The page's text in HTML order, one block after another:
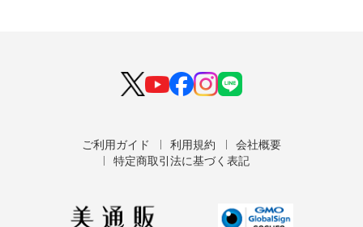
ご利用ガイド 利用規約
会社概要
特定商取引法に基づく表記